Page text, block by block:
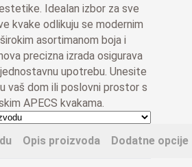
Idealan izbor za sve
kvake odlikuju se modernim
asortimanom boja i
precizna izrada osigurava
upotrebu. Unesite
vaš dom ili poslovni prostor s
APECS kvakama.
Opis proizvoda Dodatne opcije